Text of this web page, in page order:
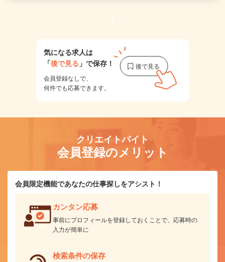
1
気になる求人は
「後で見る 」で保存！
会員登録なしで、
何件でも応募できます。
クリエイトバイト
会員登録のメリット
会員限定機能であなたの仕事探しをアシスト！
カンタン応募
事前にプロフィールを登録しておくことで、応募時の
入力が簡単に
検索条件の保存